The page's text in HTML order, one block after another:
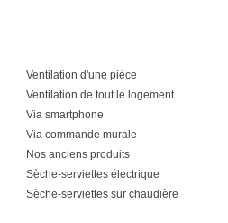
Ventilation d'une pièce
Ventilation de tout le logement
Via smartphone
Via commande murale
Nos anciens produits
Sèche-serviettes électrique
Sèche-serviettes sur chaudière